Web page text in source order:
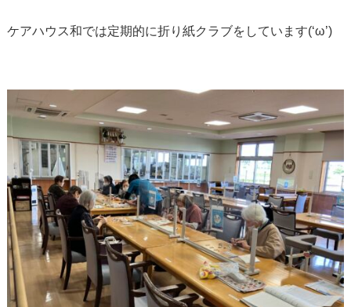
ケアハウス和では定期的に折り紙クラブをしています(‘ω’)